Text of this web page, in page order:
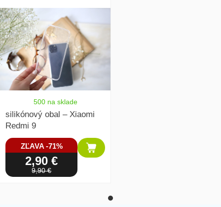
500 na sklade
silikónový obal – Xiaomi
Redmi 9
ZĽAVA -71%
2,90 €
9,90 €